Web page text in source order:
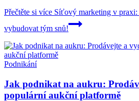
Přečtěte si více Síťový marketing v praxi:
vybudovat tým snů!
Podnikání
Jak podnikat na aukru:
populární aukční platformě